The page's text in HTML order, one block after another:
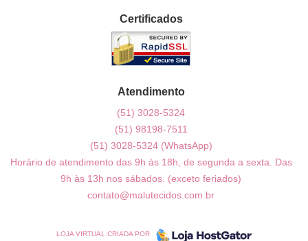
Certificados
Atendimento
(51) 3028-5324
(51) 98198-7511
(51) 3028-5324 (WhatsApp)
Horário de atendimento das 9h às 18h, de segunda a sexta. Das
9h às 13h nos sábados. (exceto feriados)
contato@malutecidos.com.br
LOJA VIRTUAL CRIADA POR